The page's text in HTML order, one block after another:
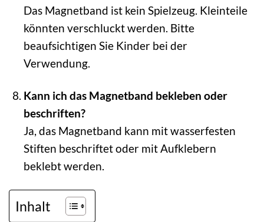
Das Magnetband ist kein Spielzeug. Kleinteile
könnten verschluckt werden. Bitte
beaufsichtigen Sie Kinder bei der
Verwendung.
Kann ich das Magnetband bekleben oder
beschriften?
Ja, das Magnetband kann mit wasserfesten
Stiften beschriftet oder mit Aufklebern
beklebt werden.
Inhalt